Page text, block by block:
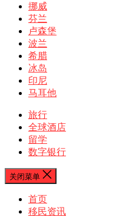
挪威
芬兰
卢森堡
波兰
希腊
冰岛
印尼
马耳他
旅行
全球酒店
留学
数字银行
关闭菜单
首页
移民资讯